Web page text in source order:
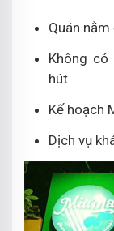
Quán
Không có
hút
Kế hoạch
Dịch vụ